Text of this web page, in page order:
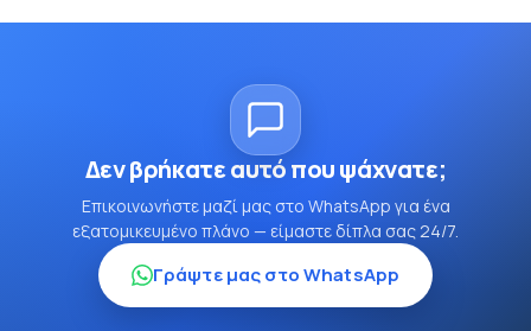
Δεν βρήκατε αυτό που ψάχνατε;
Επικοινωνήστε μαζί μας στο WhatsApp για ένα
εξατομικευμένο πλάνο — είμαστε δίπλα σας 24/7.
Γράψτε μας στο WhatsApp